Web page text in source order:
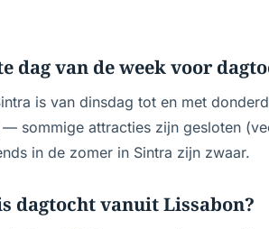
dag van de week voor
is van dinsdag tot en met
sommige attracties zijn gesloten
in de zomer in Sintra zijn zwaar.
dagtocht vanuit Lissabon?